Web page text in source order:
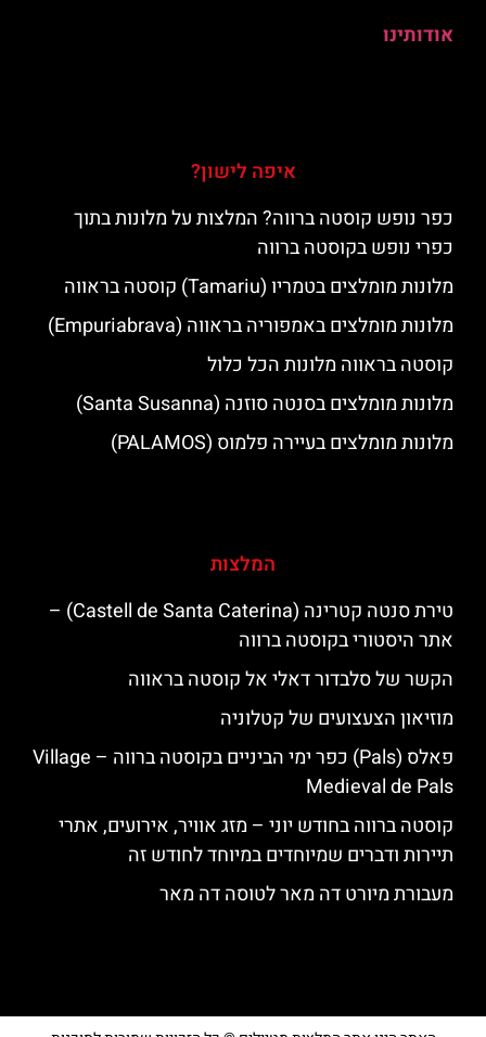
אודותינו
איפה לישון?
כפר נופש קוסטה ברווה? המלצות על מלונות בתוך
כפרי נופש בקוסטה ברווה
מלונות מומלצים בטמריו (Tamariu) קוסטה בראווה
מלונות מומלצים באמפוריה בראווה (Empuriabrava)
קוסטה בראווה מלונות הכל כלול
מלונות מומלצים בסנטה סוזנה (Santa Susanna)
מלונות מומלצים בעיירה פלמוס (PALAMOS)
המלצות
טירת סנטה קטרינה (Castell de Santa Caterina) –
אתר היסטורי בקוסטה ברווה
הקשר של סלבדור דאלי אל קוסטה בראווה
מוזיאון הצעצועים של קטלוניה
פאלס (Pals) כפר ימי הביניים בקוסטה ברווה – ‪‪Village
Medieval de Pals‬‬
קוסטה ברווה בחודש יוני – מזג אוויר, אירועים, אתרי
תיירות ודברים שמיוחדים במיוחד לחודש זה
מעבורת מיורט דה מאר לטוסה דה מאר